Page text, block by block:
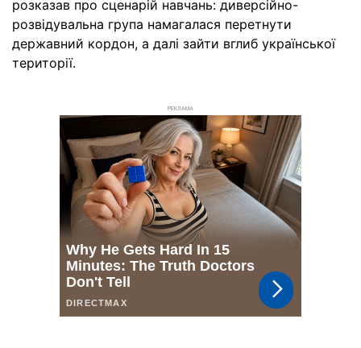
розказав про сценарій навчань: диверсійно-
розвідувальна група намагалася перетнути
державний кордон, а далі зайти вглиб української
території.
РЕКЛАМА